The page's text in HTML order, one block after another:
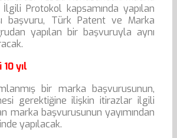
Protokol kapsamında yapılan
başvuru, Türk Patent ve Marka
yapılan bir başvuruyla aynı
yıl
bir marka başvurusunun,
gerektiğine ilişkin itirazlar ilgili
marka başvurusunun yayımından
yapılacak.